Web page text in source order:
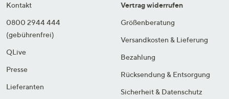
Kontakt
0800 2944 444
(gebührenfrei)
QLive
Presse
Lieferanten
Vertrag widerrufen
Größenberatung
Versandkosten & Lieferung
Bezahlung
Rücksendung & Entsorgung
Sicherheit & Datenschutz